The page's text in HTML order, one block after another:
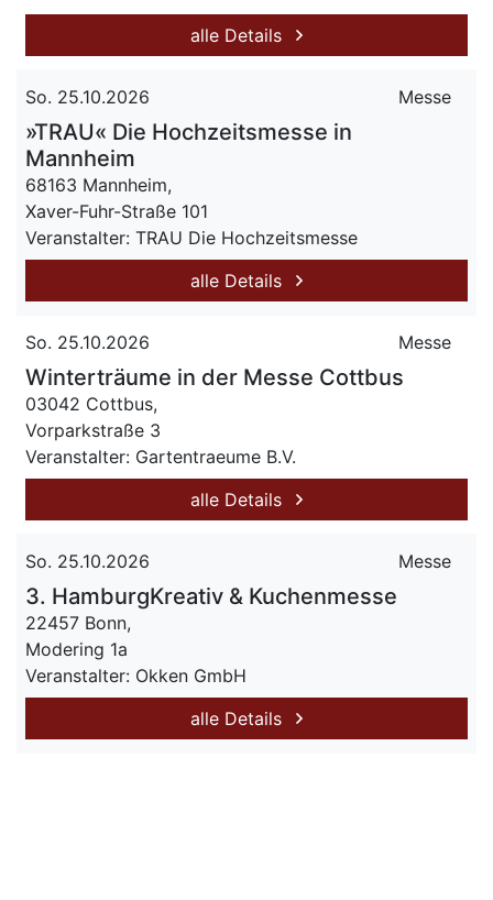
alle Details
So. 25.10.2026 Messe
»TRAU« Die Hochzeitsmesse in
Mannheim
68163 Mannheim,
Xaver-Fuhr-Straße 101
Veranstalter: TRAU Die Hochzeitsmesse
alle Details
So. 25.10.2026 Messe
Winterträume in der Messe Cottbus
03042 Cottbus,
Vorparkstraße 3
Veranstalter: Gartentraeume B.V.
alle Details
So. 25.10.2026 Messe
3. HamburgKreativ & Kuchenmesse
22457 Bonn,
Modering 1a
Veranstalter: Okken GmbH
alle Details